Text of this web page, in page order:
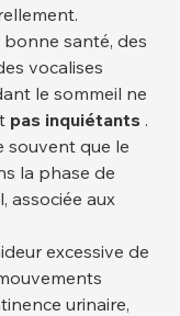
bonne santé, des
vocalises
le sommeil ne
pas inquiétants .
souvent que le
la phase de
associée aux
excessive de
urinaire,